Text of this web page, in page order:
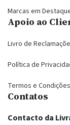
Marcas em
Apoio ao
Livro de
Política de
Termos e Condições
Contatos
Contacto da